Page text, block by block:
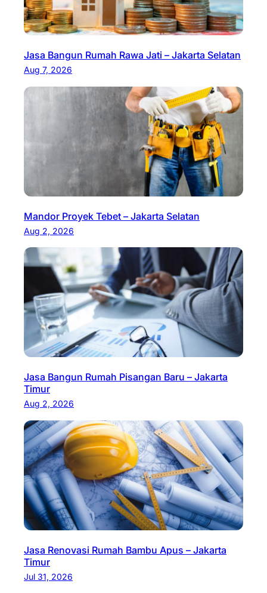
Jasa Bangun Rumah Rawa Jati – Jakarta Selatan
Aug 7, 2026
Mandor Proyek Tebet – Jakarta Selatan
Aug 2, 2026
Jasa Bangun Rumah Pisangan Baru – Jakarta
Timur
Aug 2, 2026
Jasa Renovasi Rumah Bambu Apus – Jakarta
Timur
Jul 31, 2026